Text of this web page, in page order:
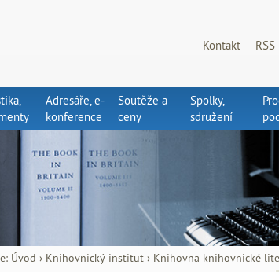
Kontakt RSS
Adresáře, e-
konference
Soutěže a
ceny
Spolky,
sdružení
Úvod › Knihovnický institut› Knihovna knihovnické